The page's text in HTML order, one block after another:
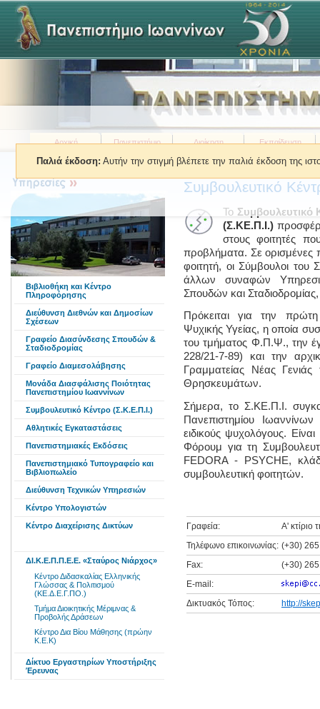
Παλιά έκδοση: Αυτήν την στιγμή βλέπετε την παλιά έκδοση της
Αρχική Πανεπιστήμιο Διοίκηση Εκπαίδευση
Βρίσκεστε εδώ:» Υπηρεσίες »
Συμβουλευτικό
Το Συμβουλευτικό
(Σ.ΚΕ.Π.Ι.)
στους φοιτητές
προβλήματα. Σε ορισμένες
φοιτητή, οι Σύμβουλοι του
άλλων συναφών
Σπουδών και
Πρόκειται για την
Ψυχικής Υγείας, η οποία
του τμήματος Φ.Π.Ψ., την
228/21-7-89) και την
Γραμματείας Νέας Γενιάς
Θρησκευμάτων.
Σήμερα, το Σ.ΚΕ.Π.Ι.
Πανεπιστημίου
ειδικούς ψυχολόγους.
Φόρουμ για τη
FEDORA - PSYCHE,
συμβουλευτική φοιτητών.
Γραφεία: Α' κτίριο
Τηλέφωνo επικοινωνίας: (+30)
Fax: (+30)
Ε-mail:
Δικτυακός Τόπος: http://
Βιβλιοθήκη και Κέντρο
Πληροφόρησης
Διεύθυνση Διεθνών και Δημοσίων
Σχέσεων
Γραφείο Διασύνδεσης Σπουδών &
Σταδιοδρομίας
Γραφείο Διαμεσολάβησης
Μονάδα Διασφάλισης Ποιότητας
Πανεπιστημίου Ιωαννίνων
Συμβουλευτικό Κέντρο (Σ.Κ.Ε.Π.Ι.)
Aθλητικές Eγκαταστάσεις
Πανεπιστημιακές Εκδόσεις
Πανεπιστημιακό Τυπογραφείο και
Βιβλιοπωλείο
Διεύθυνση Τεχνικών Υπηρεσιών
Κέντρο Υπολογιστών
Κέντρο Διαχείρισης Δικτύων
ΔΙ.Κ.Ε.Π.Π.Ε.Ε. «Σταύρος Νιάρχος»
Κέντρο Διδασκαλίας Ελληνικής
Γλώσσας & Πολιτισμού
(ΚΕ.Δ.Ε.Γ.ΠΟ.)
Τμήμα Διοικητικής Μέριμνας &
Προβολής Δράσεων
Κέντρο Δια Βίου Μάθησης (πρώην
Κ.Ε.Κ)
Δίκτυο Εργαστηρίων Υποστήριξης
Έρευνας